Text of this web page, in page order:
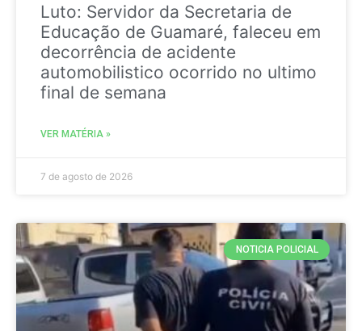
Luto: Servidor da Secretaria de
Educação de Guamaré, faleceu em
decorrência de acidente
automobilistico ocorrido no ultimo
final de semana
VER MATÉRIA »
7 de agosto de 2026
NOTICIA POLICIAL